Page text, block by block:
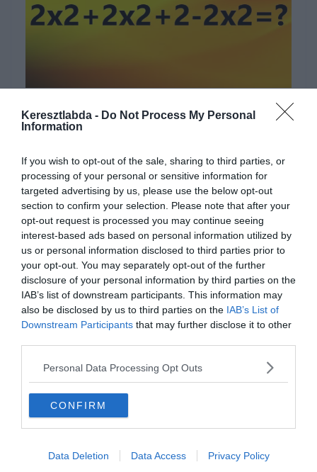
Keresztlabda - Do Not Process My Personal
Information
If you wish to opt-out of the sale, sharing to third parties, or
processing of your personal or sensitive information for
targeted advertising by us, please use the below opt-out
section to confirm your selection. Please note that after your
opt-out request is processed you may continue seeing
interest-based ads based on personal information utilized by
us or personal information disclosed to third parties prior to
your opt-out. You may separately opt-out of the further
disclosure of your personal information by third parties on the
IAB’s list of downstream participants. This information may
also be disclosed by us to third parties on the IAB’s List of
Downstream Participants that may further disclose it to other
Personal Data Processing Opt Outs
CONFIRM
Data Deletion Data Access Privacy Policy
Mi a megoldás?
6
40
16